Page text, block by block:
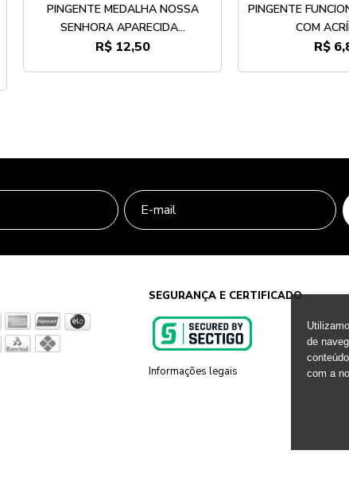
PINGENTE MEDALHA NOSSA
SENHORA APARECIDA...
R$ 12,50
PINGENTE
COM
R$
SEGURANÇA E CERTIFICADO
Informações legais
de
com a